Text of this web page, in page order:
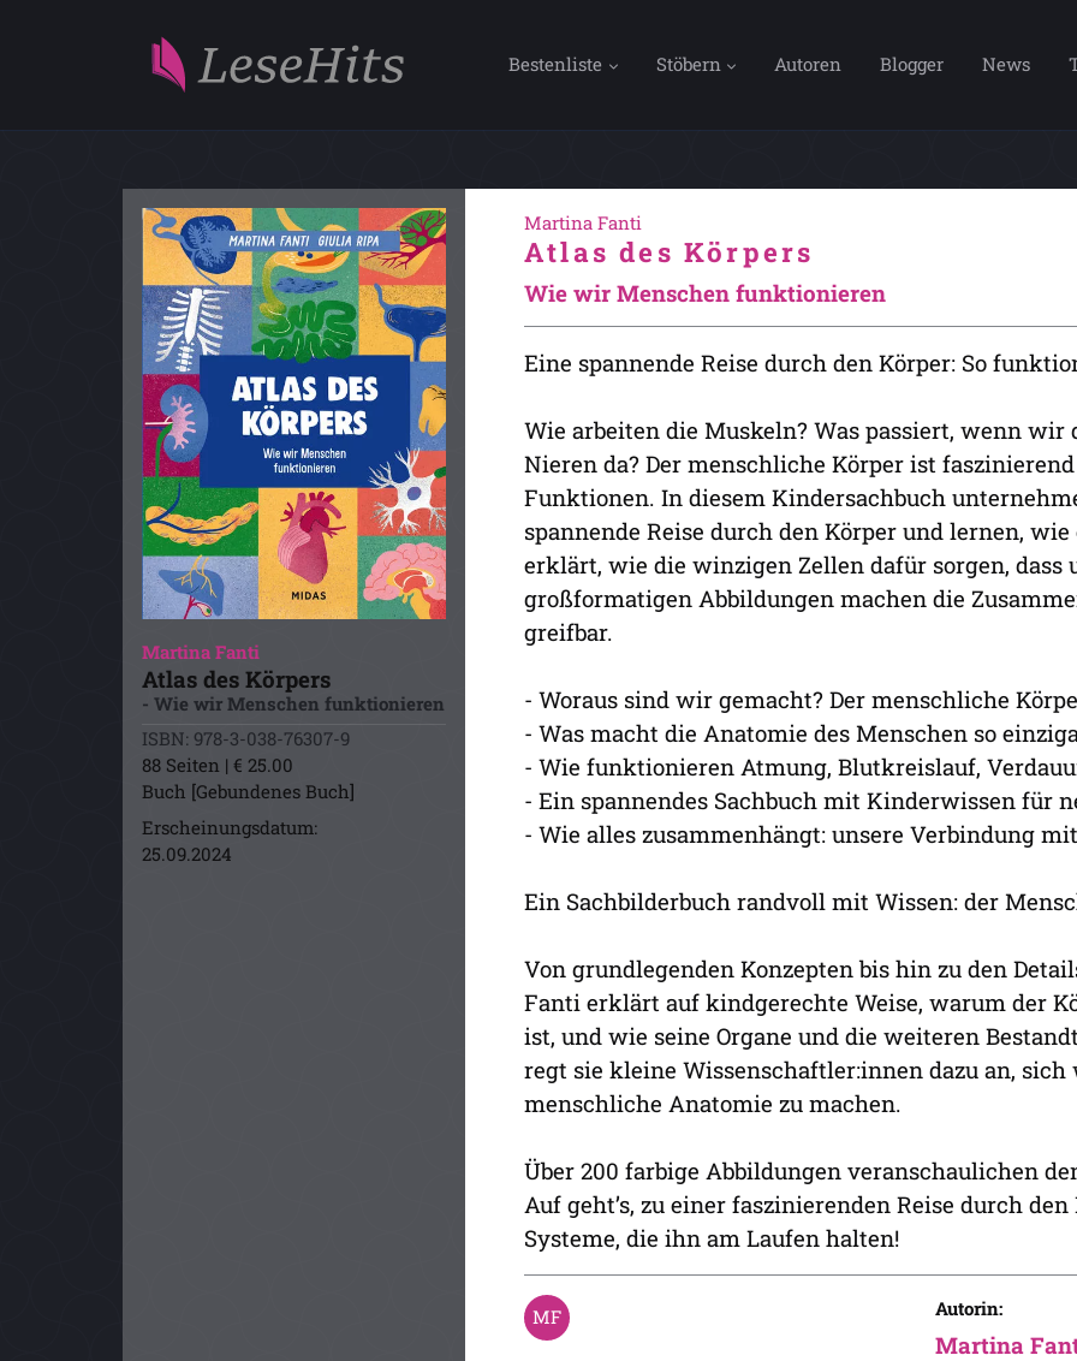
Bestenliste Stöbern Autoren Blogger News
Martina Fanti
Atlas des Körpers
- Wie wir Menschen funktionieren
ISBN: 978-3-038-76307-9
88 Seiten | € 25.00
Buch [Gebundenes Buch]
Erscheinungsdatum:
25.09.2024
Martina Fanti
Atlas des Körpers
Wie wir Menschen funktionieren
Eine spannende Reise durch den Körper: So
Wie arbeiten die Muskeln? Was passiert, wenn
Nieren da? Der menschliche Körper ist
Funktionen. In diesem Kindersachbuch
spannende Reise durch den Körper und lernen,
erklärt, wie die winzigen Zellen dafür sorgen, dass
großformatigen Abbildungen machen die
greifbar.
- Woraus sind wir gemacht? Der menschliche
- Was macht die Anatomie des Menschen so
- Wie funktionieren Atmung, Blutkreislauf,
- Ein spannendes Sachbuch mit Kinderwissen für
- Wie alles zusammenhängt: unsere Verbindung
Ein Sachbilderbuch randvoll mit Wissen: der
Von grundlegenden Konzepten bis hin zu den
Fanti erklärt auf kindgerechte Weise, warum der
ist, und wie seine Organe und die weiteren
regt sie kleine Wissenschaftler:innen dazu an,
menschliche Anatomie zu machen.
Über 200 farbige Abbildungen veranschaulichen
Auf geht’s, zu einer faszinierenden Reise durch
Systeme, die ihn am Laufen halten!
Autorin:
Martina